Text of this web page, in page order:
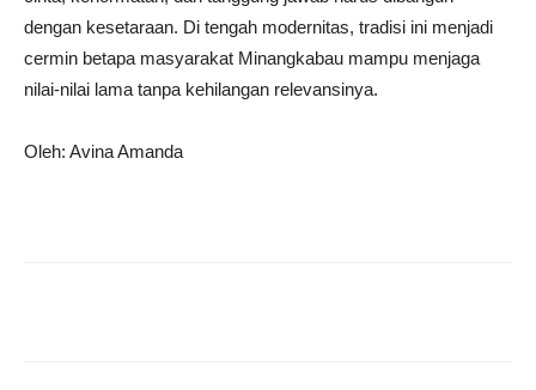
dengan kesetaraan. Di tengah modernitas, tradisi ini menjadi
cermin betapa masyarakat Minangkabau mampu menjaga
nilai-nilai lama tanpa kehilangan relevansinya.
Oleh: Avina Amanda